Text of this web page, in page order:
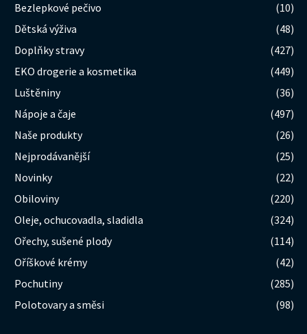
Bezlepkové pečivo
(10)
Dětská výživa
(48)
Doplňky stravy
(427)
EKO drogerie a kosmetika
(449)
Luštěniny
(36)
Nápoje a čaje
(497)
Naše produkty
(26)
Nejprodávanější
(25)
Novinky
(22)
Obiloviny
(220)
Oleje, ochucovadla, sladidla
(324)
Ořechy, sušené plody
(114)
Oříškové krémy
(42)
Pochutiny
(285)
Polotovary a směsi
(98)